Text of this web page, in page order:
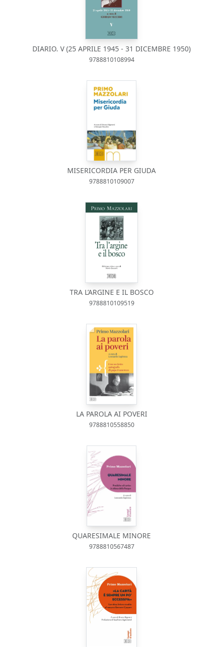
DIARIO. V (25 APRILE 1945 - 31 DICEMBRE 1950)
9788810108994
MISERICORDIA PER GIUDA
9788810109007
TRA L’ARGINE E IL BOSCO
9788810109519
LA PAROLA AI POVERI
9788810558850
QUARESIMALE MINORE
9788810567487